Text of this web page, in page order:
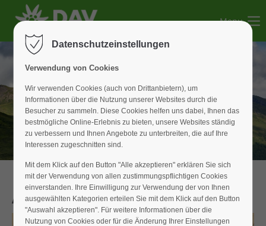
Der Eintrag "offcanvas-col2" existiert leider nicht.
Der Eintrag "offcanvas-col3" existiert leider nicht.
Der Eintrag "offcanvas-col4" existiert leider nicht.
Menu
Alles bleibt anders
Datenschutzeinstellungen
Verwendung von Cookies
Wir verwenden Cookies (auch von Drittanbietern), um
Informationen über die Nutzung unserer Websites durch die
Besucher zu sammeln. Diese Cookies helfen uns dabei, Ihnen das
bestmögliche Online-Erlebnis zu bieten, unsere Websites ständig
zu verbessern und Ihnen Angebote zu unterbreiten, die auf Ihre
Interessen zugeschnitten sind.
Mit dem Klick auf den Button "Alle akzeptieren" erklären Sie sich
mit der Verwendung von allen zustimmungspflichtigen Cookies
einverstanden. Ihre Einwilligung zur Verwendung der von Ihnen
ausgewählten Kategorien erteilen Sie mit dem Klick auf den Button
"Auswahl akzeptieren". Für weitere Informationen über die
Nutzung von Cookies oder für die Änderung Ihrer Einstellungen